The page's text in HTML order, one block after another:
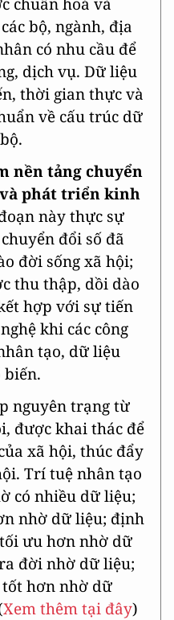
bộ, ngành, địa
có nhu cầu để
dịch vụ. Dữ liệu
thời gian thực và
về cấu trúc dữ
nền tảng chuyển
phát triển kinh
này thực sự
đổi số đã
đời sống xã hội;
thu thập, dồi dào
hợp với sự tiến
khi các công
tạo, dữ liệu
nguyên trạng từ
được khai thác để
xã hội, thúc đẩy
Trí tuệ nhân tạo
có nhiều dữ liệu;
nhờ dữ liệu; định
ưu hơn nhờ dữ
đời nhờ dữ liệu;
tốt hơn nhờ dữ
Xem thêm tại đây)